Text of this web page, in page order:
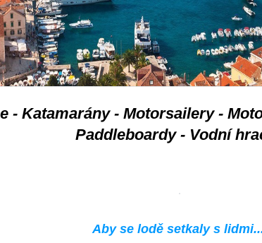
- Katamarány - Motorsailery -
Paddleboardy - Vodní
Aby se lodě setkaly s